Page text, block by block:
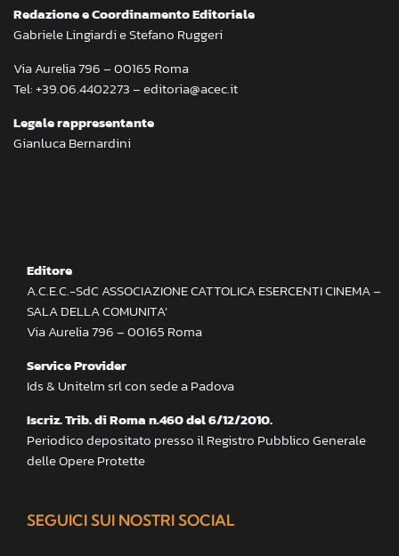
Redazione e Coordinamento Editoriale
Gabriele Lingiardi e Stefano Ruggeri
Via Aurelia 796 – 00165 Roma
Tel: +39.06.4402273 – editoria@acec.it
Legale rappresentante
Gianluca Bernardini
Editore
A.C.E.C.-SdC ASSOCIAZIONE CATTOLICA ESERCENTI CINEMA –
SALA DELLA COMUNITA’
Via Aurelia 796 – 00165 Roma
Service Provider
Ids & Unitelm srl con sede a Padova
Iscriz. Trib. di Roma n.460 del 6/12/2010.
Periodico depositato presso il Registro Pubblico Generale
delle Opere Protette
SEGUICI SUI NOSTRI SOCIAL